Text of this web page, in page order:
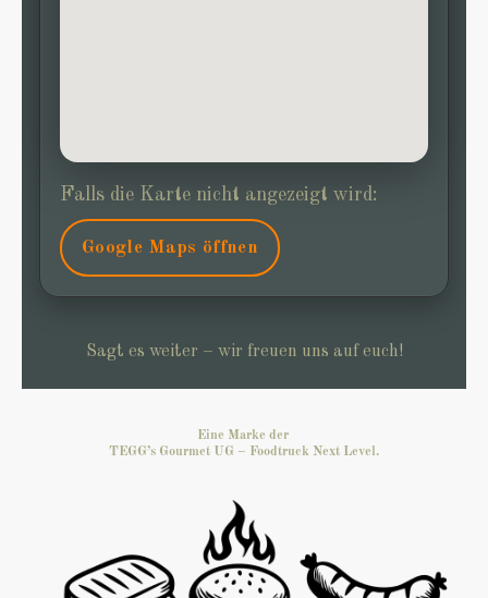
Eine Marke der
TEGG’s Gourmet UG – Foodtruck Next Level.
Falls die Karte nicht angezeigt wird:
Google Maps öffnen
Sagt es weiter – wir freuen uns auf euch!